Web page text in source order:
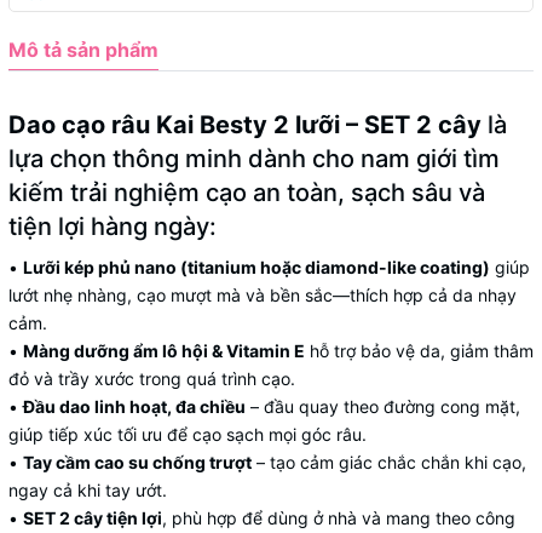
Mô tả sản phẩm
Dao cạo râu Kai Besty 2 lưỡi – SET 2 cây là
lựa chọn thông minh dành cho nam giới tìm
kiếm trải nghiệm cạo an toàn, sạch sâu và
tiện lợi hàng ngày:
• Lưỡi kép phủ nano (titanium hoặc diamond-like coating) giúp
lướt nhẹ nhàng, cạo mượt mà và bền sắc—thích hợp cả da nhạy
cảm.
• Màng dưỡng ẩm lô hội & Vitamin E hỗ trợ bảo vệ da, giảm thâm
đỏ và trầy xước trong quá trình cạo.
•Đầu dao linh hoạt, đa chiều – đầu quay theo đường cong mặt,
giúp tiếp xúc tối ưu để cạo sạch mọi góc râu.
• Tay cầm cao su chống trượt – tạo cảm giác chắc chắn khi cạo,
ngay cả khi tay ướt.
• SET 2 cây tiện lợi, phù hợp để dùng ở nhà và mang theo công